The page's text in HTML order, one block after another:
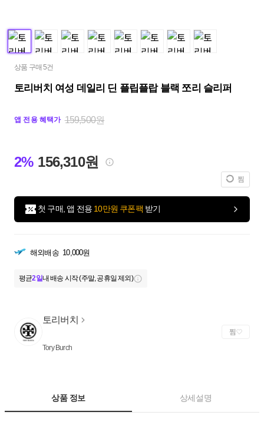
상품 구매 5건
토리버치 여성 데일리 딘 플립플랍 블랙 쪼리 슬리퍼
앱 전용 혜택가 159,500원
2% 156,310원
찜
첫 구매, 앱 전용 10만원 쿠폰팩 받기
해외배송 10,000원
평균2일내 배송 시작 (주말, 공휴일 제외)
토리버치
Tory Burch
찜
상품 정보 상세설명